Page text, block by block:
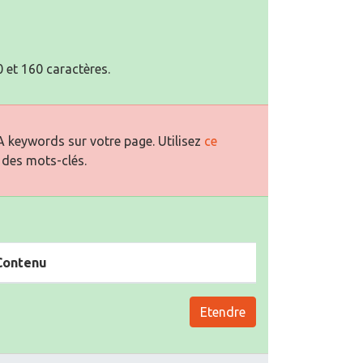
et 160 caractères.
keywords sur votre page. Utilisez ce
mots-clés.
Etendre